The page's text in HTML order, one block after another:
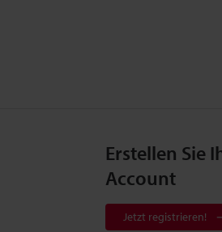
Erstellen Sie
Account
Jetzt registrieren!